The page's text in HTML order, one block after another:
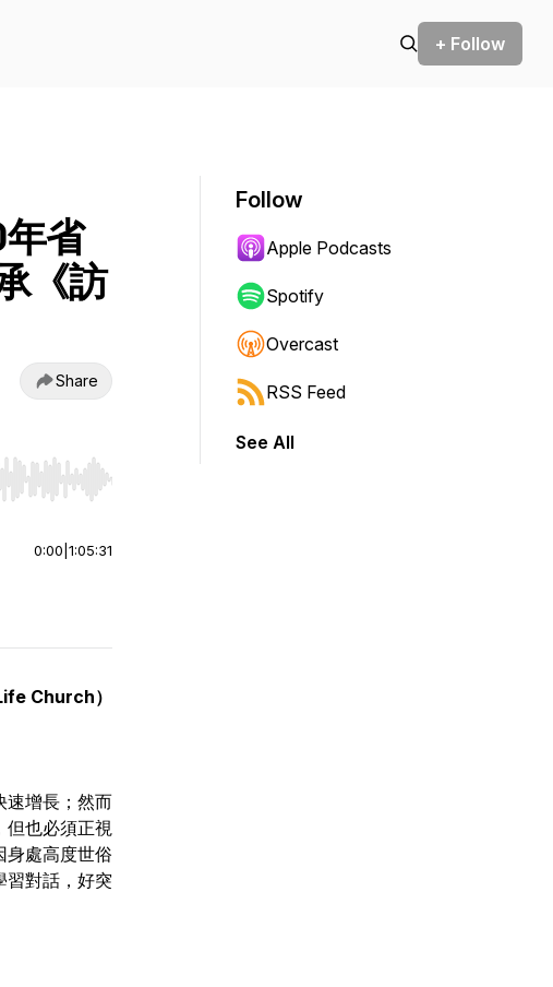
+ Follow
省
《訪
Share
or end. Hold shift to jump forward or backward.
0:00 1:05:31
Church）
速增長；然而
但也必須正視
身處高度世俗
習對話，好突
Follow
Apple Podcasts
Spotify
Overcast
RSS Feed
See All